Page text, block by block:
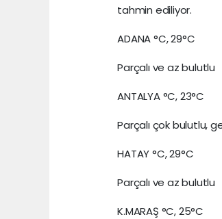
tahmin ediliyor.
ADANA °C, 29°C
Parçalı ve az bulutlu
ANTALYA °C, 23°C
Parçalı çok bulutlu,
HATAY °C, 29°C
Parçalı ve az bulutlu
K.MARAŞ °C, 25°C